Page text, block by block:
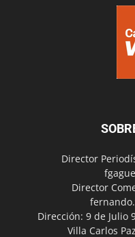
Director
Director
Dirección: 9 de Julio
Villa Carlos